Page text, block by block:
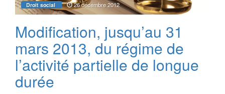
Droit social 26 décembre 2012
Modification, jusqu’au 31
mars 2013, du régime de
l’activité partielle de longue
durée